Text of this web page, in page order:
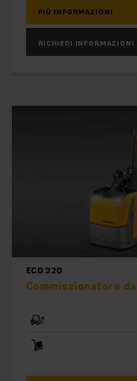
PIÙ INFORMAZIONI
RICHIEDI INFORMAZIONI
ECD 320
Commissionatore